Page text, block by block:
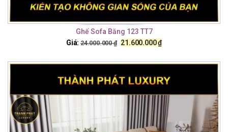
Ghế Sofa Băng 123 TT7
Giá: 24.000.000₫ 21.600.000₫